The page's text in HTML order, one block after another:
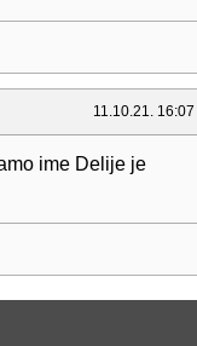
11.10.21. 16:07
ime Delije je